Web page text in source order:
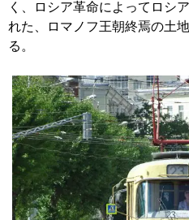
く、ロシア革命によってロシ
れた、ロマノフ王朝終焉の土
る。